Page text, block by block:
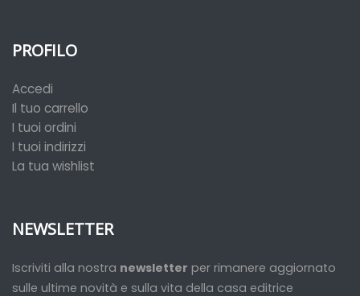
PROFILO
Accedi
Il tuo carrello
I tuoi ordini
I tuoi indirizzi
La tua wishlist
NEWSLETTER
Iscriviti alla nostra newsletter per rimanere aggiornato
sulle ultime novità e sulla vita della casa editrice